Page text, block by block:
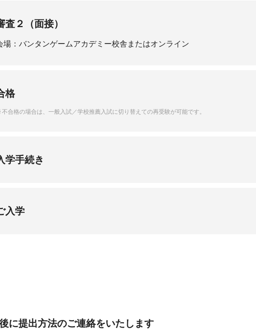
査２（面接）
場：バンタンゲームアカデミー校舎またはオンライン
格
不合格の場合は、一般入試／学校推薦入試に切り替えての再受験が可能です。
学手続き
入学
に提出方法のご連絡をいたします